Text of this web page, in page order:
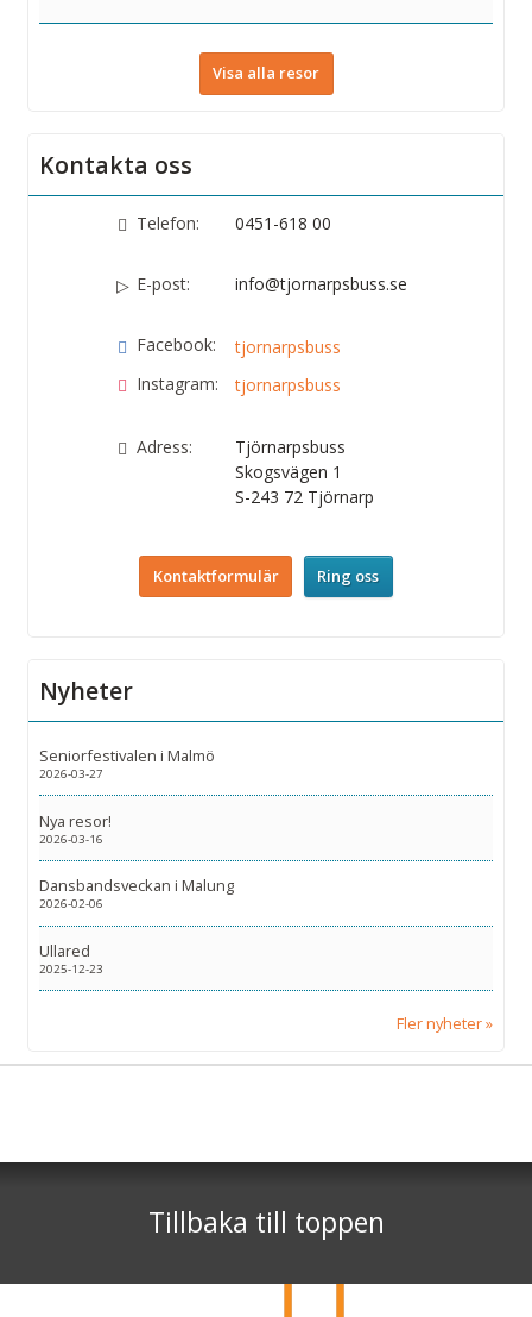
Visa alla resor
Kontakta oss
Telefon: 0451-618 00
E-post: info@tjornarpsbuss.se
Facebook:
tjornarpsbuss
Instagram:
tjornarpsbuss
Adress:
Tjörnarpsbuss
Skogsvägen 1
S-243 72 Tjörnarp
Kontaktformulär Ring oss
Nyheter
Seniorfestivalen i Malmö
2026-03-27
Nya resor!
2026-03-16
Dansbandsveckan i Malung
2026-02-06
Ullared
2025-12-23
Fler nyheter
Jag samtycker till dataskyddspolicyn.
Telefon 0451-618 00
Tillbaka till toppen